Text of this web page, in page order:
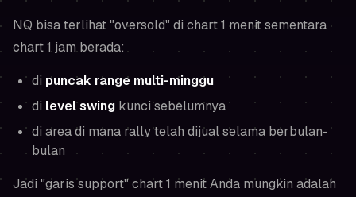
NQ bisa terlihat "oversold" di chart 1 menit sementara
chart 1 jam berada:
di puncak range multi-minggu
di level swing kunci sebelumnya
di area di mana rally telah dijual selama berbulan-
bulan
Jadi "garis support" chart 1 menit Anda mungkin adalah